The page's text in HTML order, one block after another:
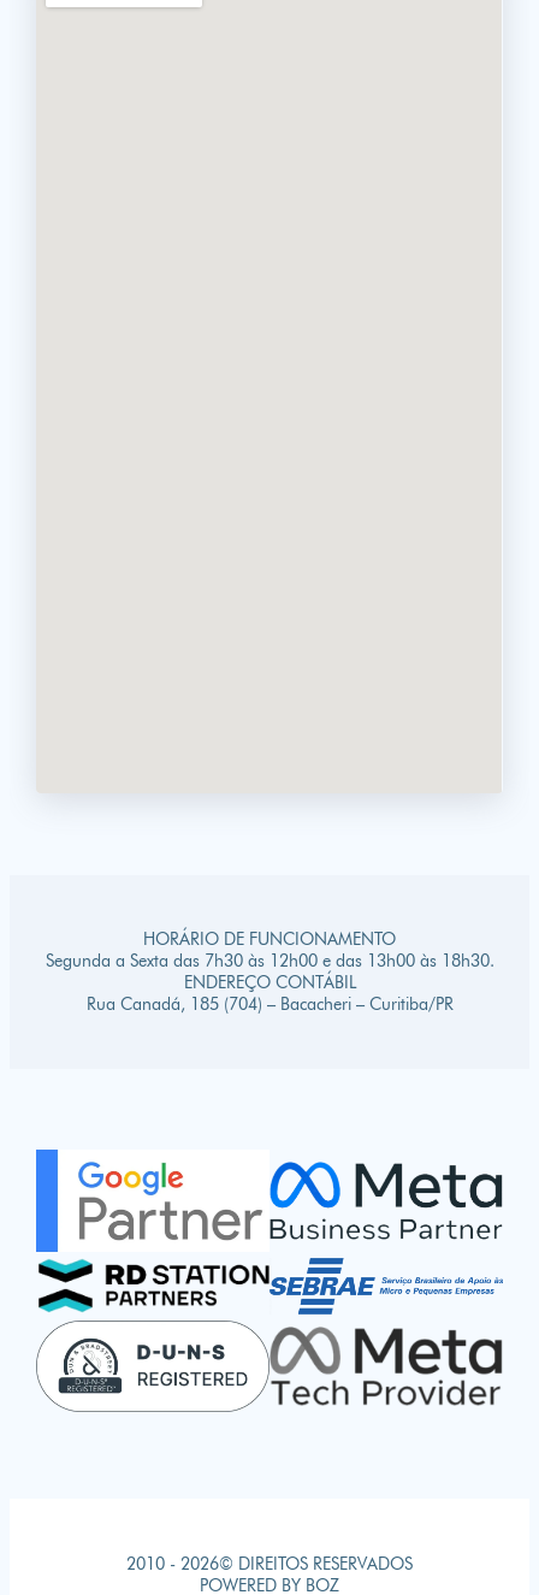
HORÁRIO DE FUNCIONAMENTO
Segunda a Sexta das 7h30 às 12h00 e das 13h00 às 18h30.
ENDEREÇO CONTÁBIL
Rua Canadá, 185 (704) – Bacacheri – Curitiba/PR
2010 - 2026© DIREITOS RESERVADOS
POWERED BY BOZ